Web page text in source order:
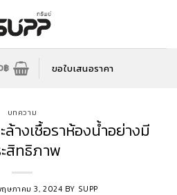
฿ ขอใบเสนอราคา
บทความ
างเชื้อราห้องน้ำอย่างมี
สิทธิภาพ
ษภาคม 3, 2024 BY SUPP